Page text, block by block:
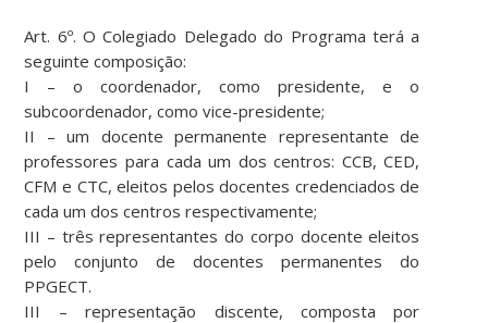
Art. 6º. O Colegiado Delegado do Programa terá a
seguinte composição:
I – o coordenador, como presidente, e o
subcoordenador, como vice-presidente;
II – um docente permanente representante de
professores para cada um dos centros: CCB, CED,
CFM e CTC, eleitos pelos docentes credenciados de
cada um dos centros respectivamente;
III – três representantes do corpo docente eleitos
pelo conjunto de docentes permanentes do
PPGECT.
III – representação discente, composta por